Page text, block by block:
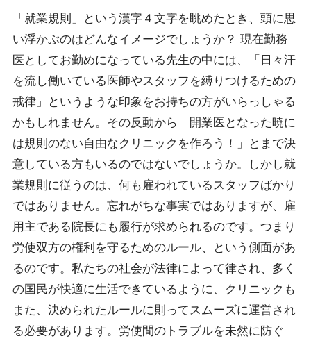
「就業規則」という漢字４文字を眺めたとき、頭に思
い浮かぶのはどんなイメージでしょうか？ 現在勤務
医としてお勤めになっている先生の中には、「日々汗
を流し働いている医師やスタッフを縛りつけるための
戒律」というような印象をお持ちの方がいらっしゃる
かもしれません。その反動から「開業医となった暁に
は規則のない自由なクリニックを作ろう！」とまで決
意している方もいるのではないでしょうか。しかし就
業規則に従うのは、何も雇われているスタッフばかり
ではありません。忘れがちな事実ではありますが、雇
用主である院長にも履行が求められるのです。つまり
労使双方の権利を守るためのルール、という側面があ
るのです。私たちの社会が法律によって律され、多く
の国民が快適に生活できているように、クリニックも
また、決められたルールに則ってスムーズに運営され
る必要があります。労使間のトラブルを未然に防ぐ